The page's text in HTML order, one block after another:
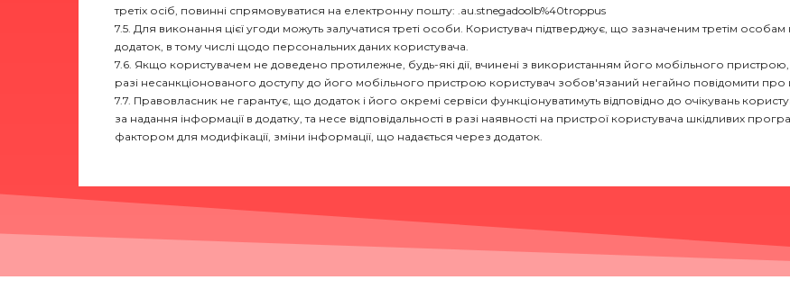
третіх осіб, повинні спрямовуватися на електронну пошту: .au.stnegadoolb%40troppus
7.5. Для виконання цієї угоди можуть залучатися треті особи. Користувач підтверджує, що зазначеним третім особам
додаток, в тому числі щодо персональних даних користувача.
7.6. Якщо користувачем не доведено протилежне, будь-які дії, вчинені з використанням його мобільного
разі несанкціонованого доступу до його мобільного пристрою користувач зобов'язаний негайно повідомити
7.7. Правовласник не гарантує, що додаток і його окремі сервіси функціонуватимуть відповідно до очікувань
за надання інформації в додатку, та несе відповідальності в разі наявності на пристрої користувача шкідливих
фактором для модифікації, зміни інформації, що надається через додаток.